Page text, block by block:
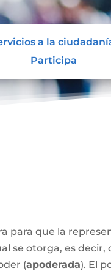
a la
Participa
para que la
se otorga, es
(apoderada). El